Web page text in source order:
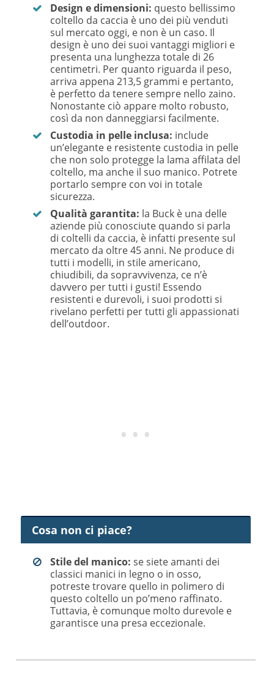
Design e dimensioni: questo bellissimo
coltello da caccia è uno dei più venduti
sul mercato oggi, e non è un caso. Il
design è uno dei suoi vantaggi migliori e
presenta una lunghezza totale di 26
centimetri. Per quanto riguarda il peso,
arriva appena 213,5 grammi e pertanto,
è perfetto da tenere sempre nello zaino.
Nonostante ciò appare molto robusto,
così da non danneggiarsi facilmente.
Custodia in pelle inclusa: include
un’elegante e resistente custodia in pelle
che non solo protegge la lama affilata del
coltello, ma anche il suo manico. Potrete
portarlo sempre con voi in totale
sicurezza.
Qualità garantita: la Buck è una delle
aziende più conosciute quando si parla
di coltelli da caccia, è infatti presente sul
mercato da oltre 45 anni. Ne produce di
tutti i modelli, in stile americano,
chiudibili, da sopravvivenza, ce n’è
davvero per tutti i gusti! Essendo
resistenti e durevoli, i suoi prodotti si
rivelano perfetti per tutti gli appassionati
dell’outdoor.
Cosa non ci piace?
Stile del manico: se siete amanti dei
classici manici in legno o in osso,
potreste trovare quello in polimero di
questo coltello un po’meno raffinato.
Tuttavia, è comunque molto durevole e
garantisce una presa eccezionale.